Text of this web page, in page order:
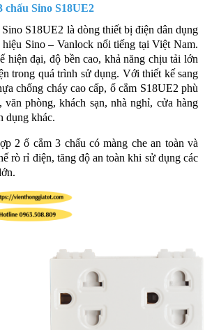
chấu Sino S18UE2
S18UE2 là dòng thiết bị điện dân dụng
Sino – Vanlock nổi tiếng tại Việt Nam.
hiện đại, độ bền cao, khả năng chịu tải lớn
trong quá trình sử dụng. Với thiết kế sang
chống cháy cao cấp, ổ cắm S18UE2 phù
phòng, khách sạn, nhà nghỉ, cửa hàng
dụng khác.
2 ổ cắm 3 chấu có màng che an toàn và
rò rỉ điện, tăng độ an toàn khi sử dụng các